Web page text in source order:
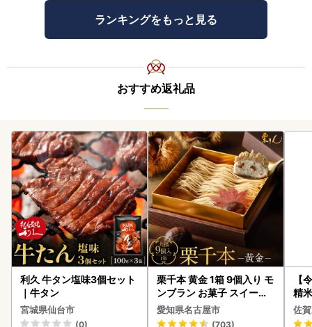
ランキングをもっと見る
おすすめ返礼品
利久 牛タン塩味3個セット
｜牛タン
宮城県仙台市
(0)
栗千本 黄金 1箱 9個入り モ
ンブラン お菓子 スイーツ
デザート モンブラン 人気
愛知県名古屋市
(703)
【
精
佐